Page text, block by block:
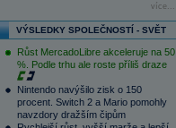
více...
VÝSLEDKY SPOLEČNOSTÍ - SVĚT
Růst MercadoLibre akceleruje na 50
%. Podle trhu ale roste příliš draze
Nintendo navýšilo zisk o 150
procent. Switch 2 a Mario pomohly
navzdory dražším čipům